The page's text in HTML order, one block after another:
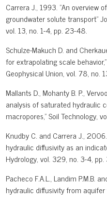
Carrera J., 1993. "An overview
groundwater solute transport"
vol. 13, no. 1-4, pp. 23-48.
Schulze-Makuch D. and
for extrapolating scale
Geophysical Union, vol. 78, no.
Mallants D., Mohanty B. P.,
analysis of saturated hydraulic
macropores," Soil Technology,
Knudby C. and Carrera J.,
hydraulic diffusivity as an
Hydrology, vol. 329, no. 3-4,
Pacheco F.A.L., Landim P.M.B.
hydraulic diffusivity from